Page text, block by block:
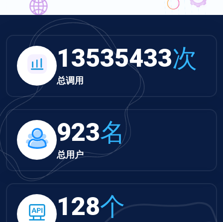
14002172次
总调用
955名
总用户
132个